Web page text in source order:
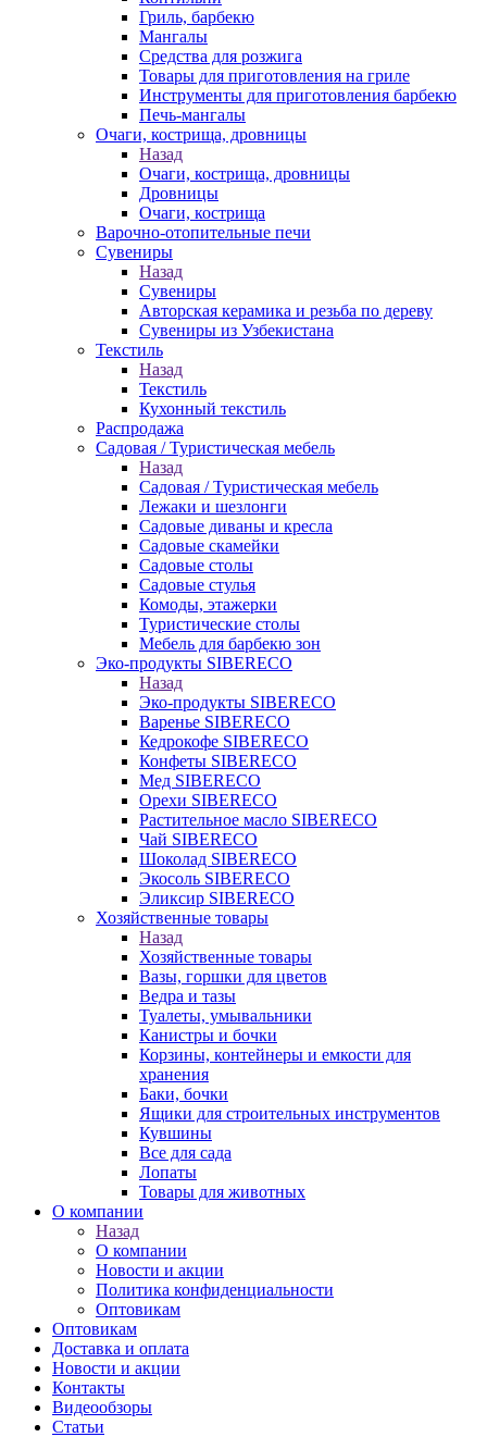
Гриль, барбекю
Мангалы
Средства для розжига
Товары для приготовления на гриле
Инструменты для приготовления барбекю
Печь-мангалы
Очаги, кострища, дровницы
Назад
Очаги, кострища, дровницы
Дровницы
Очаги, кострища
Варочно-отопительные печи
Сувениры
Назад
Сувениры
Авторская керамика и резьба по дереву
Сувениры из Узбекистана
Текстиль
Назад
Текстиль
Кухонный текстиль
Распродажа
Садовая / Туристическая мебель
Назад
Садовая / Туристическая мебель
Лежаки и шезлонги
Садовые диваны и кресла
Садовые скамейки
Садовые столы
Садовые стулья
Комоды, этажерки
Туристические столы
Мебель для барбекю зон
Эко-продукты SIBERECO
Назад
Эко-продукты SIBERECO
Варенье SIBERECO
Кедрокофе SIBERECO
Конфеты SIBERECO
Мед SIBERECO
Орехи SIBERECO
Растительное масло SIBERECO
Чай SIBERECO
Шоколад SIBERECO
Экосоль SIBERECO
Эликсир SIBERECO
Хозяйственные товары
Назад
Хозяйственные товары
Вазы, горшки для цветов
Ведра и тазы
Туалеты, умывальники
Канистры и бочки
Корзины, контейнеры и емкости для
хранения
Баки, бочки
Ящики для строительных инструментов
Кувшины
Все для сада
Лопаты
Товары для животных
О компании
Назад
О компании
Новости и акции
Политика конфиденциальности
Оптовикам
Оптовикам
Доставка и оплата
Новости и акции
Контакты
Видеообзоры
Статьи